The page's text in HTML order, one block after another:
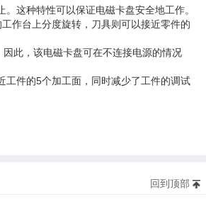
这种特性可以保证电磁卡盘安全地工作。
作台上分度旋转，刀具则可以接近零件的
此，该电磁卡盘可在不连接电源的情况
件的5个加工面，同时减少了工件的调试
回到顶部